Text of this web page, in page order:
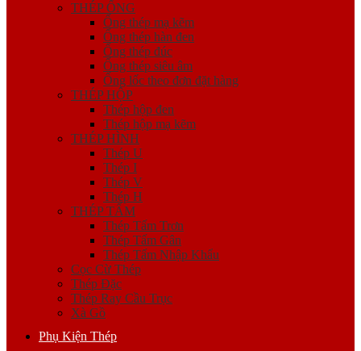
THÉP ỐNG
Ống thép mạ kẽm
Ống thép hàn đen
Ống thép đúc
Ống thép siêu âm
Ống lốc theo đơn đặt hàng
THÉP HỘP
Thép hộp đen
Thép hộp mạ kẽm
THÉP HÌNH
Thép U
Thép I
Thép V
Thép H
THÉP TẤM
Thép Tấm Trơn
Thép Tấm Gân
Thép Tấm Nhập Khẩu
Cọc Cừ Thép
Thép Đặc
Thép Ray Cầu Trục
Xà Gồ
Phụ Kiện Thép